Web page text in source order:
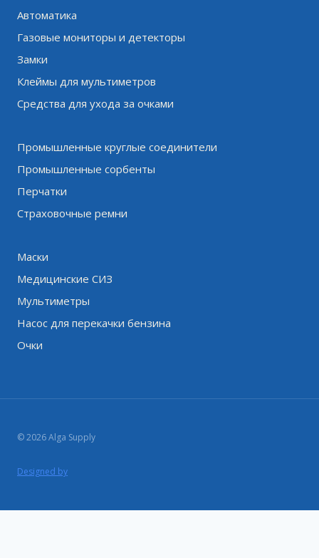
Автоматика
Газовые мониторы и детекторы
Замки
Клеймы для мультиметров
Средства для ухода за очками
Промышленные круглые соединители
Промышленные сорбенты
Перчатки
Страховочные ремни
Маски
Медицинские СИЗ
Мультиметры
Насос для перекачки бензина
Очки
© 2026 Alga Supply
Designed by